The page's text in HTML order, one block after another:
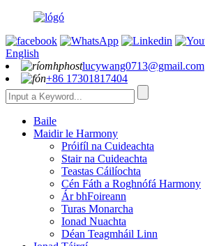
English
lucywang0713@gmail.com
+86 17301817404
Baile
Maidir le Harmony
Próifíl na Cuideachta
Stair na Cuideachta
Teastas Cáilíochta
Cén Fáth a Roghnófá Harmony
Ár bhFoireann
Turas Monarcha
Ionad Nuachta
Déan Teagmháil Linn